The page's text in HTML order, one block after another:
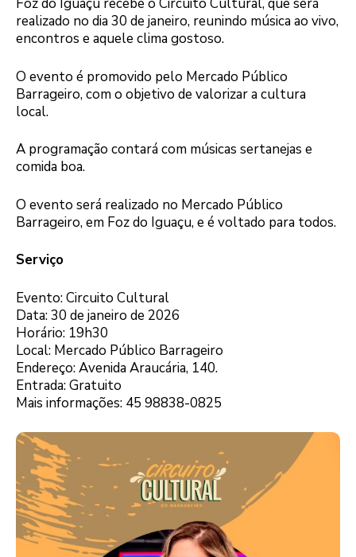
Foz do Iguaçu recebe o Circuito Cultural, que será
realizado no dia 30 de janeiro, reunindo música ao vivo,
encontros e aquele clima gostoso.
O evento é promovido pelo Mercado Público
Barrageiro, com o objetivo de valorizar a cultura
local.
A programação contará com músicas sertanejas e
comida boa.
O evento será realizado no Mercado Público
Barrageiro, em Foz do Iguaçu, e é voltado para todos.
Serviço
Evento: Circuito Cultural
Data: 30 de janeiro de 2026
Horário: 19h30
Local: Mercado Público Barrageiro
Endereço: Avenida Araucária, 140.
Entrada: Gratuito
Mais informações: 45 98838-0825